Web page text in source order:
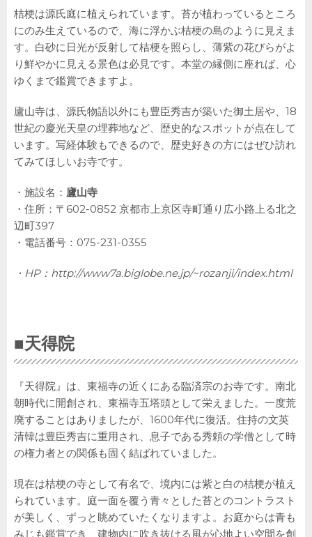
桔梗は源氏庭に植えられています。苔が植わっているところ
にのみ生えているので、海に浮かぶ桔梗の島のように見えま
す。白砂に日光が反射して桔梗を照らし、薄紫の花びらがよ
り鮮やかに見える景色は必見です。本堂の縁側に座れば、心
ゆくまで鑑賞できますよ。
廬山寺は、源氏物語以外にも豊臣秀吉が築いた御土居や、18
世紀の慶光天皇の埋葬地など、歴史的なスポットが点在して
います。写経体験もできるので、歴史好きの方にはぜひ訪れ
てみてほしいお寺です。
・施設名： 廬山寺
・住所：〒602-0852 京都市上京区寺町通り広小路上る北之
辺町397
・電話番号：075-231-0355
・HP： http://www7a.biglobe.ne.jp/~rozanji/index.html
■天得院
『天得院』は、東福寺の近くにある臨済宗のお寺です。南北
朝時代に開創され、東福寺五塔頭として栄えました。一度荒
廃することはありましたが、1600年代に復活。住持の文英
清韓は豊臣秀吉に重用され、息子である秀頼の学僧として時
の権力者との関係も固く結ばれていました。
現在は桔梗の寺として有名で、境内には紫と白の桔梗が植え
られています。庭一面を覆う青々とした苔とのコントラスト
が美しく、ずっと眺めていたくなりますよ。お庭からは青も
みじも鑑賞でき、建物内に吹き抜ける風が心地よい空間を創